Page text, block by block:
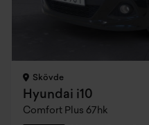
Skövde
Hyundai i10
Comfort Plus 67hk